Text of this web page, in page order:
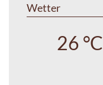
Wetter
26 °C